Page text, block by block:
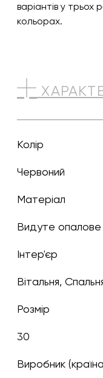
варіантів у трьох
кольорах.
Колір
червоний
Матеріал
Видуте
Інтер'єр
Вітальня,
Розмір
30
Виробник